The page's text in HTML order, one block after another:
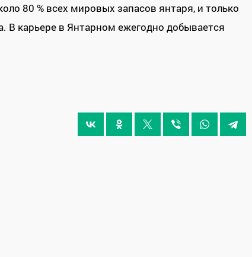
80 % всех мировых запасов янтаря, и только
В карьере в Янтарном ежегодно добывается